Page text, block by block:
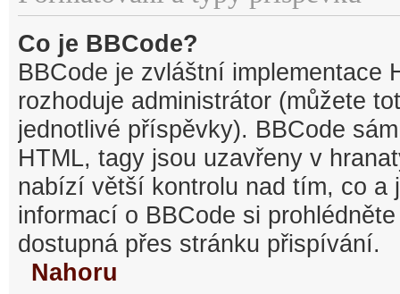
Co je BBCode?
BBCode je zvláštní implementace
rozhoduje administrátor (můžete
jednotlivé příspěvky). BBCode
HTML, tagy jsou uzavřeny v
nabízí větší kontrolu nad tím, co a
informací o BBCode si
dostupná přes stránku přispívání.
Nahoru